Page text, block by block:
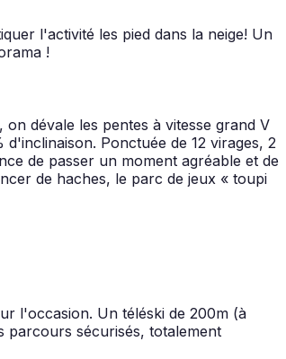
l'activité les pied dans la neige! Un
!
dévale les pentes à vitesse grand V
Ponctuée de 12 virages, 2
de passer un moment agréable et de
de haches, le parc de jeux « toupi
l'occasion. Un téléski de 200m (à
parcours sécurisés, totalement